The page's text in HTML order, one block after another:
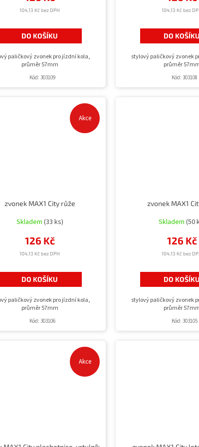
104,13 Kč bez DPH
DO KOŠÍKU
paličkový zvonek pro jízdní kola,
průměr 57mm
Kód: 303109
104,13 Kč bez
DO KOŠÍKU
stylový paličkový zvonek
průměr
Kód: 303108
Akce
zvonek MAX1 City růže
Skladem (33 ks)
104,13 Kč bez DPH
126 Kč
DO KOŠÍKU
paličkový zvonek pro jízdní kola,
průměr 57mm
Kód: 303106
zvonek MAX1
Skladem (50
104,13 Kč bez
126 Kč
DO KOŠÍKU
stylový paličkový zvonek
průměr
Kód: 303105
Akce